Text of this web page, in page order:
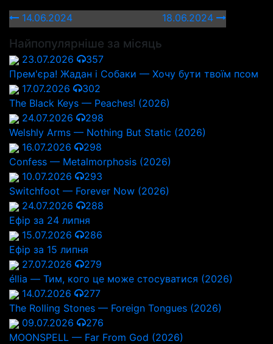
14.06.2024
18.06.2024
Найпопулярніше за місяць
23.07.2026
357
Прем'єра! Жадан і Собаки — Хочу бути твоїм псом
17.07.2026
302
The Black Keys — Peaches! (2026)
24.07.2026
298
Welshly Arms — Nothing But Static (2026)
16.07.2026
298
Confess — Metalmorphosis (2026)
10.07.2026
293
Switchfoot — Forever Now (2026)
24.07.2026
288
Ефір за 24 липня
15.07.2026
286
Ефір за 15 липня
27.07.2026
279
éllia — Тим, кого це може стосуватися (2026)
14.07.2026
277
The Rolling Stones — Foreign Tongues (2026)
09.07.2026
276
MOONSPELL — Far From God (2026)